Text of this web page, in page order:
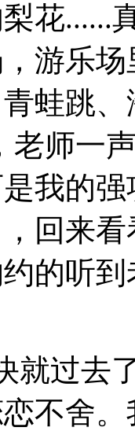
花......
游乐
蛙跳
老师一
我的
回来
的听
就过去
不舍